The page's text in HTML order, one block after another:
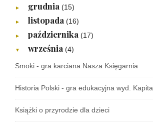
► grudnia (15)
► listopada (16)
► października (17)
▼ września (4)
Smoki - gra karciana Nasza Księgarnia
Historia Polski - gra edukacyjna wyd.
Książki o przyrodzie dla dzieci